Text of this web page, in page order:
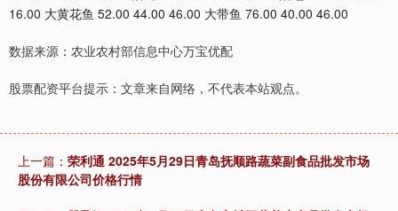
16.00 大黄花鱼 52.00 44.00 46.00 大带鱼 76.00 40.00 46.00
数据来源：农业农村部信息中心万宝优配
股票配资平台提示：文章来自网络，不代表本站观点。
上一篇： 荣利通 2025年5月29日青岛抚顺路蔬菜副食品批发市场
股份有限公司价格行情